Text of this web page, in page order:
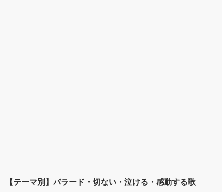
【テーマ別】バラード・切ない・泣ける・感動する歌